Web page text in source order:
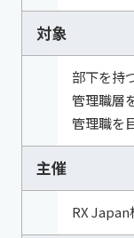
対象
部下を持
管理職層
管理職を
主催
RX